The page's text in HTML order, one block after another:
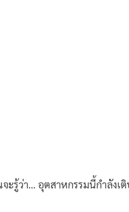
รู้ว่า… อุตสาหกรรมนี้กำลังเติ